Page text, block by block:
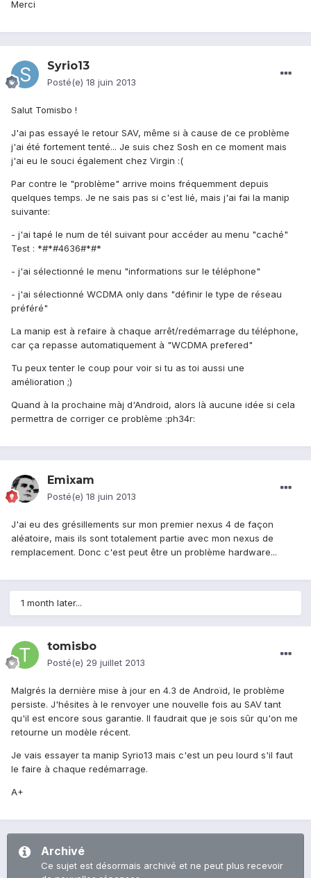
Merci
Syrio13
Posté(e) 18 juin 2013
Salut Tomisbo !
J'ai pas essayé le retour SAV, même si à cause de ce problème
j'ai été fortement tenté... Je suis chez Sosh en ce moment mais
j'ai eu le souci également chez Virgin :(
Par contre le "problème" arrive moins fréquemment depuis
quelques temps. Je ne sais pas si c'est lié, mais j'ai fai la manip
suivante:
- j'ai tapé le num de tél suivant pour accéder au menu "caché"
Test : *#*#4636#*#*
- j'ai sélectionné le menu "informations sur le téléphone"
- j'ai sélectionné WCDMA only dans "définir le type de réseau
préféré"
La manip est à refaire à chaque arrêt/redémarrage du téléphone,
car ça repasse automatiquement à "WCDMA prefered"
Tu peux tenter le coup pour voir si tu as toi aussi une
amélioration ;)
Quand à la prochaine màj d'Android, alors là aucune idée si cela
permettra de corriger ce problème :ph34r:
Emixam
Posté(e) 18 juin 2013
J'ai eu des grésillements sur mon premier nexus 4 de façon
aléatoire, mais ils sont totalement partie avec mon nexus de
remplacement. Donc c'est peut être un problème hardware...
1 month later...
tomisbo
Posté(e) 29 juillet 2013
Malgrés la dernière mise à jour en 4.3 de Androïd, le problème
persiste. J'hésites à le renvoyer une nouvelle fois au SAV tant
qu'il est encore sous garantie. Il faudrait que je sois sûr qu'on me
retourne un modèle récent.
Je vais essayer ta manip Syrio13 mais c'est un peu lourd s'il faut
le faire à chaque redémarrage.
A+
Archivé
Ce sujet est désormais archivé et ne peut plus recevoir